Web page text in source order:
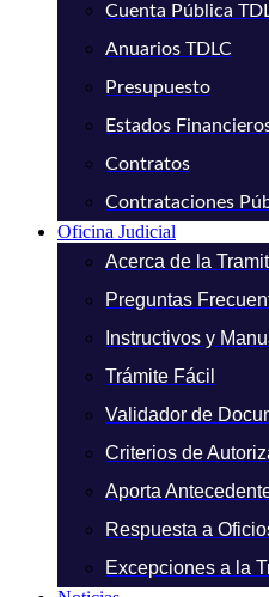
Cuenta Pública
Anuarios TDLC
Presupuesto
Estados
Contratos
Contrataciones
Oficina Judicial
Acerca de la
Preguntas
Instructivos y
Trámite Fácil
Validador de
Criterios de
Aporta
Respuesta a
Excepciones a la